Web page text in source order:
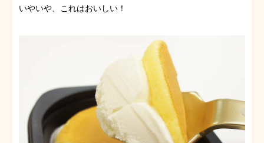
いやいや、これはおいしい！